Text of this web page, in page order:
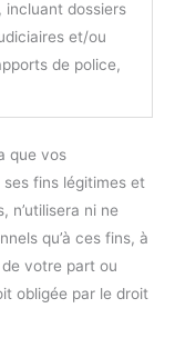
incluant dossiers
et/ou
de police,
que vos
fins légitimes et
n’utilisera ni ne
qu’à ces fins, à
de votre part ou
obligée par le droit